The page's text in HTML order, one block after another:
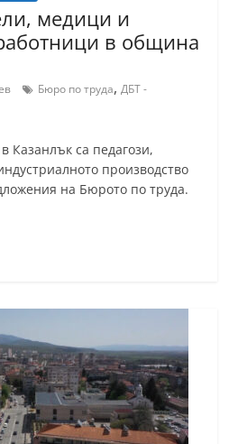
медици и
в община
Бюро по труда,ДБТ -
Казанлък са педагози,
производство
на Бюрото по труда.